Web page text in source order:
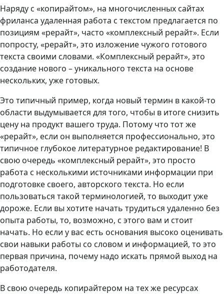
Наряду с «копирайтом», на многочисленных сайтах
фриланса удаленная работа с текстом предлагается по
позициям «рерайт», часто «комплексный рерайт». Если
попросту, «рерайт», это изложение чужого готового
текста своими словами. «Комплексный рерайт», это
создание нового – уникального текста на основе
нескольких, уже готовых.
Это типичный пример, когда новый термин в какой-то
области выдумывается для того, чтобы в итоге снизить
цену на продукт вашего труда. Потому что тот же
«рерайт», если он выполняется профессионально, это
типичное глубокое литературное редактирование! В
свою очередь «комплексный рерайт», это просто
работа с несколькими источниками информации при
подготовке своего, авторского текста. Но если
пользоваться такой терминологией, то выходит уже
дороже. Если вы хотите начать трудиться удаленно без
опыта работы, то, возможно, с этого вам и стоит
начать. Но если у вас есть основания высоко оценивать
свои навыки работы со словом и информацией, то это
первая причина, почему надо искать прямой выход на
работодателя.
В свою очередь копирайтером на тех же ресурсах